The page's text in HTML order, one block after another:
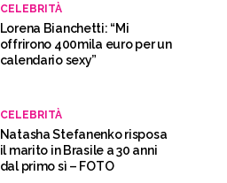
CELEBRITÀ
Lorena Bianchetti: “Mi
offrirono 400mila euro per un
calendario sexy”
CELEBRITÀ
Natasha Stefanenko risposa
il marito in Brasile a 30 anni
dal primo sì – FOTO